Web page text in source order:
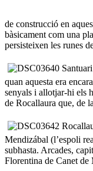
de construcció en
bàsicament com una
persisteixen les runes
quan aquesta era
senyals i allotjar-hi els
de Rocallaura que, de
Mendizábal (l’espoli
subhasta. Arcades,
Florentina de Canet de